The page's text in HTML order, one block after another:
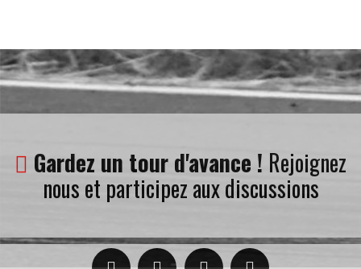
Gardez un tour d'avance ! Rejoignez
nous et participez aux discussions